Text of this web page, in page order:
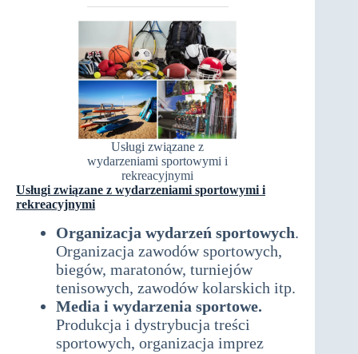
Usługi związane z
wydarzeniami sportowymi i
rekreacyjnymi
Usługi związane z wydarzeniami sportowymi i
rekreacyjnymi
Organizacja wydarzeń sportowych.
Organizacja zawodów sportowych,
biegów, maratonów, turniejów
tenisowych, zawodów kolarskich itp.
Media i wydarzenia sportowe.
Produkcja i dystrybucja treści
sportowych, organizacja imprez